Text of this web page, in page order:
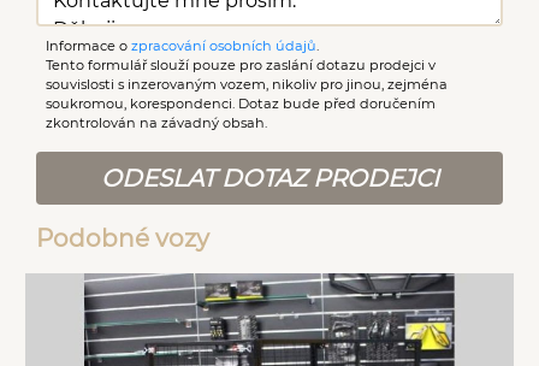
Informace o zpracování osobních údajů
Tento formulář slouží pouze pro zaslání dotazu prodejci v
souvislosti s inzerovaným vozem, nikoliv pro jinou, zejména
soukromou, korespondenci. Dotaz bude před doručením
zkontrolován na závadný obsah.
ODESLAT DOTAZ PRODEJCI
Podobné vozy